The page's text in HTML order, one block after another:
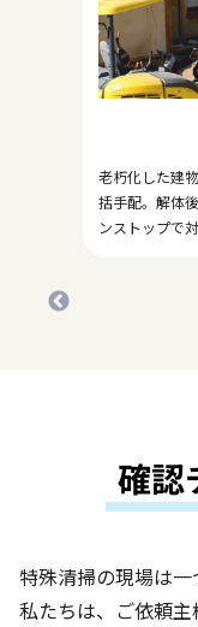
老朽化した建
括手配。解体
ンストップで
確認
特殊清掃の現場は一
私たちは、ご依頼